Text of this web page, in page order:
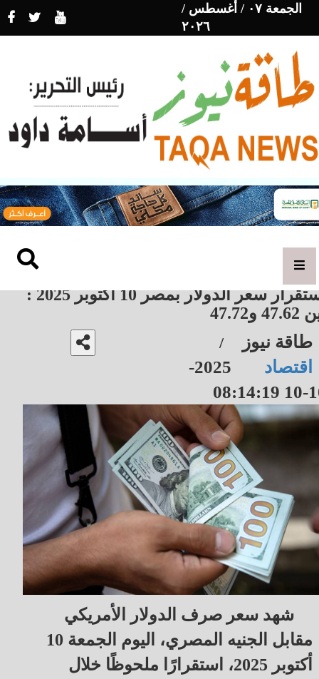
الجمعة ٠٧ / أغسطس /
٢٠٢٦
استقرار سعر الدولار بمصر 10 أكتوبر 2025 :
و47.72
طاقة نيوز /
اقتصاد
2025-
10-10
شهد سعر صرف الدولار الأمريكي
مقابل الجنيه المصري، اليوم الجمعة 10
أكتوبر 2025، استقرارًا ملحوظًا خلال